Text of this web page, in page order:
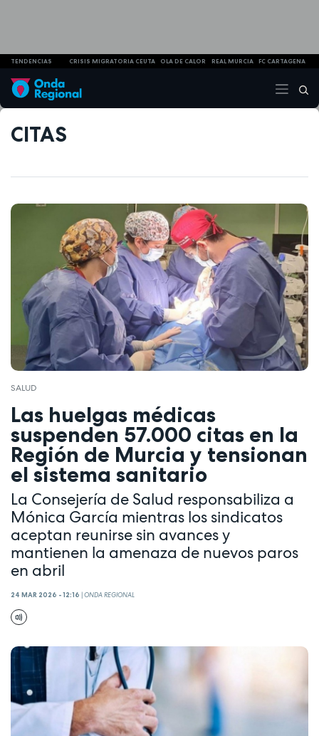
TENDENCIAS CRISIS MIGRATORIA CEUTA OLA DE CALOR REAL MURCIA FC CARTAGENA
CITAS
SALUD
Las huelgas médicas
suspenden 57.000 citas en la
Región de Murcia y tensionan
el sistema sanitario
La Consejería de Salud responsabiliza a
Mónica García mientras los sindicatos
aceptan reunirse sin avances y
mantienen la amenaza de nuevos paros
en abril
24 MAR 2026 - 12:16 |ONDA REGIONAL